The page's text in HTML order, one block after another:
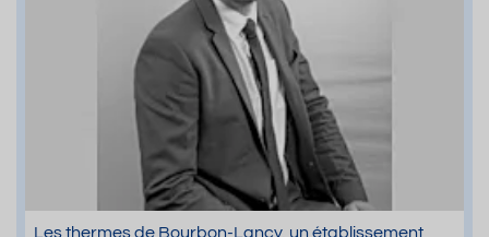
Les thermes de Bourbon-Lancy, un établissement